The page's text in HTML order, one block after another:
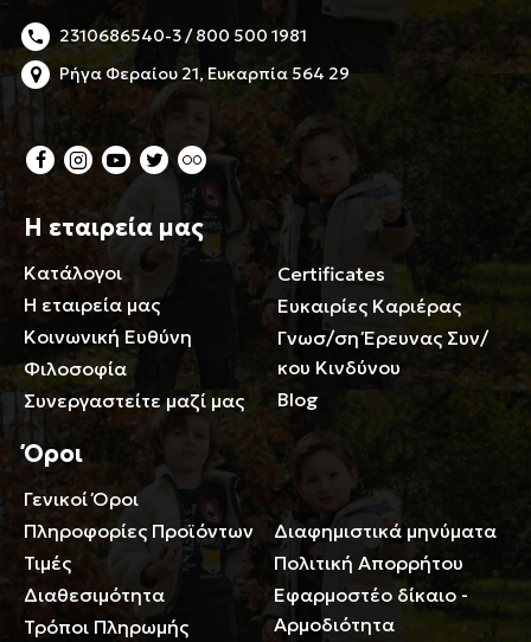
2310686540-3 / 800 500 1981
Ρήγα Φεραίου 21, Ευκαρπία 564 29
Η εταιρεία μας
Κατάλογοι
Η εταιρεία μας
Κοινωνική Ευθύνη
Φιλοσοφία
Συνεργαστείτε μαζί μας
Certificates
Ευκαιρίες Καριέρας
Γνωσ/ση Έρευνας Συν/
κου Κινδύνου
Blog
Όροι
Γενικοί Όροι
Πληροφορίες Προϊόντων
Τιμές
Διαθεσιμότητα
Τρόποι Πληρωμής
Περιορισμοί ευθύνης
Διαφημιστικά μηνύματα
Πολιτική Απορρήτου
Εφαρμοστέο δίκαιο -
Αρμοδιότητα